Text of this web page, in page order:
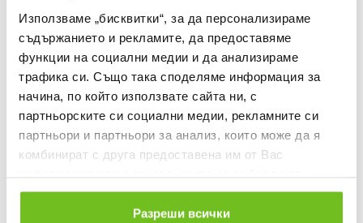
Използваме „бисквитки“, за да персонализираме
съдържанието и рекламите, да предоставяме
функции на социални медии и да анализираме
трафика си. Също така споделяме информация за
начина, по който използвате сайта ни, с
партньорските си социални медии, рекламните си
партньори и партньори за анализ, които може да я
комбинират с друга предоставена им от Вас
ползването от Ваша страна на услугите им.
Разреши всички
S M L XL
Quantity
ADD TO FAVOURITES
ВИЖ ПОВЕЧЕ